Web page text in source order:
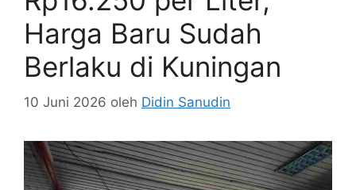
Harga Baru Sudah
Berlaku di Kuningan
10 Juni 2026 oleh Didin Sanudin